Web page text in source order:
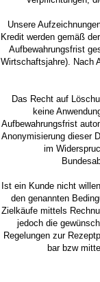
Unsere
Kredit werden gemäß
Aufbewahrungsfrist
Wirtschaftsjahre). Nach
Das Recht auf
keine
Aufbewahrungsfrist
Anonymisierung dieser
im
Ist ein Kunde nicht
den genannten
Zielkäufe mittels
jedoch die
Regelungen zur
bar bzw